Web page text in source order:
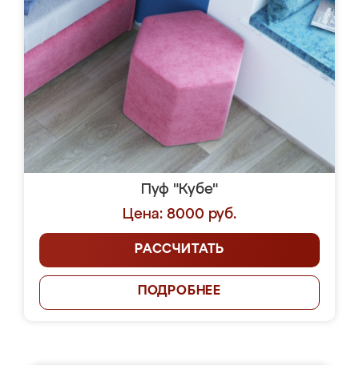
Пуф "Кубе"
Цена: 8000 руб.
РАССЧИТАТЬ
ПОДРОБНЕЕ